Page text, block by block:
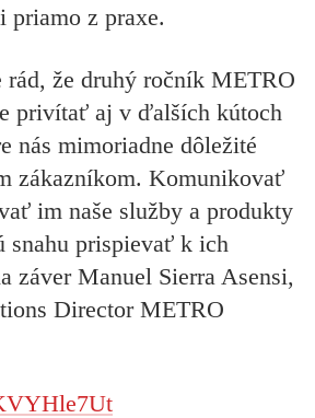
priamo z praxe.
rád, že druhý ročník METRO
privítať aj v ďalších kútoch
nás mimoriadne dôležité
zákazníkom. Komunikovať
im naše služby a produkty
snahu prispievať k ich
záver Manuel Sierra Asensi,
Director METRO